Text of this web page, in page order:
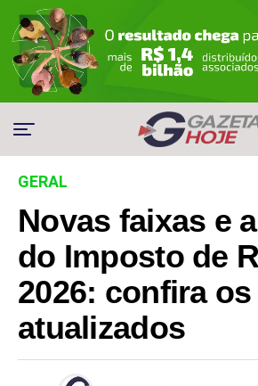
GERAL
Novas faixas e
do Imposto de
2026: confira
atualizados